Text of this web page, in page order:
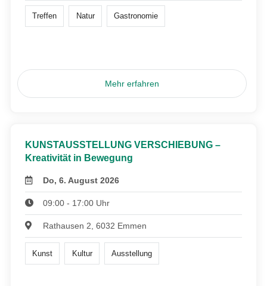
Treffen Natur Gastronomie
Mehr erfahren
KUNSTAUSSTELLUNG VERSCHIEBUNG –
Kreativität in Bewegung
Do, 6. August 2026
09:00 - 17:00 Uhr
Rathausen 2, 6032 Emmen
Kunst Kultur Ausstellung